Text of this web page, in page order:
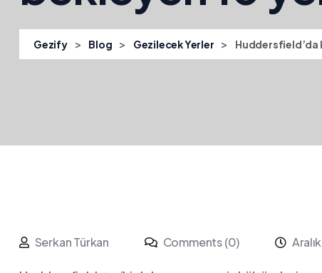
Gezify > Blog > Gezilecek Yerler > Huddersfield’da
Serkan Türkan Comments (0)